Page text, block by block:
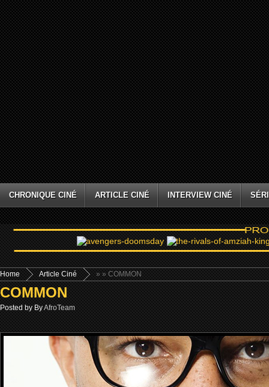
CHRONIQUE CINÉ ARTICLE CINÉ INTERVIEW CINÉ
Home »
Article Ciné » COMMON
COMMON
Posted by ByAfroTeam